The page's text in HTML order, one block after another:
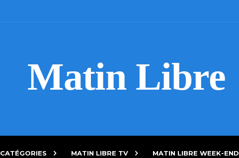
Matin Libre
CATÉGORIES MATIN LIBRE TV MATIN LIBRE WEEK-END